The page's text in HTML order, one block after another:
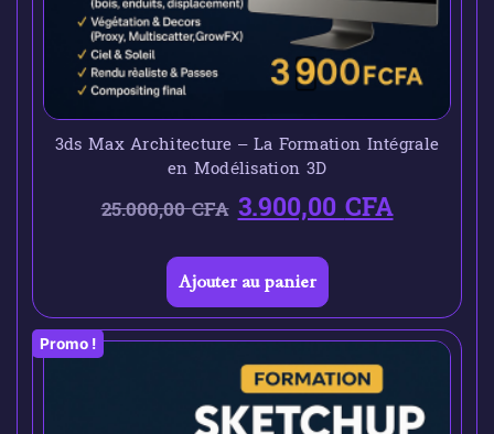
3ds Max Architecture – La Formation Intégrale
en Modélisation 3D
25.000,00CFA 3.900,00CFA
Ajouter au panier
Promo !